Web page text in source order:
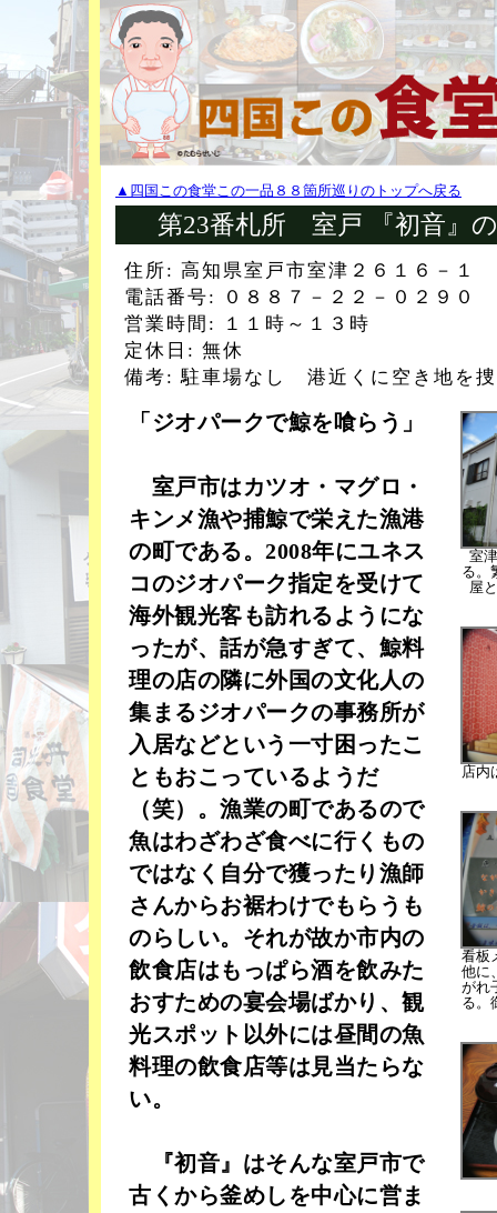
▲四国この食堂この一品８８箇所巡りのトップへ戻る
第23番札所 室戸 『初音』
住所: 高知県室戸市室津２６１６－１
電話番号: ０８８７－２２－０２９０
営業時間: １１時～１３時
定休日: 無休
備考: 駐車場なし 港近くに空き地を
「ジオパークで鯨を喰らう」
室戸市はカツオ・マグロ・
キンメ漁や捕鯨で栄えた漁港
の町である。2008年にユネス
コのジオパーク指定を受けて
海外観光客も訪れるようにな
ったが、話が急すぎて、鯨料
理の店の隣に外国の文化人の
集まるジオパークの事務所が
入居などという一寸困ったこ
ともおこっているようだ
（笑）。漁業の町であるので
魚はわざわざ食べに行くもの
ではなく自分で獲ったり漁師
さんからお裾わけでもらうも
のらしい。それが故か市内の
飲食店はもっぱら酒を飲みた
おすための宴会場ばかり、観
光スポット以外には昼間の魚
料理の飲食店等は見当たらな
い。
『初音』はそんな室戸市で
古くから釜めしを中心に営ま
室
る。
屋
店内
看板
他に
がれ
る。